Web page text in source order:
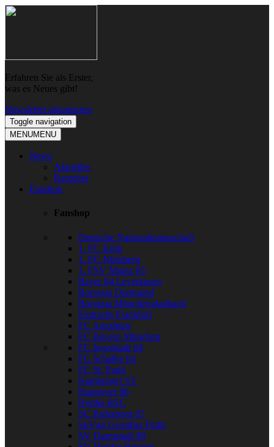
Skip
Skip
Erfahren Sie als Erster,
was es Neues gibt!
Newsletter abonnieren
Toggle navigation
MENUMENU
News
Aktuelles
Ratgeber
Fanshop
Fanshop
Deutsche Nationalmannschaft
1. FC Köln
1. FC Nürnberg
1. FSV Mainz 05
Bayer 04 Leverkusen
Borussia Dortmund
Borussia Mönchengladbach
Eintracht Frankfurt
FC Augsburg
FC Bayern München
FC Ingolstadt 04
FC Schalke 04
FC St. Pauli
Hamburger SV
Hannover 96
Hertha BSC
SC Paderborn 07
SpVgg Greuther Fürth
SV Darmstadt 98